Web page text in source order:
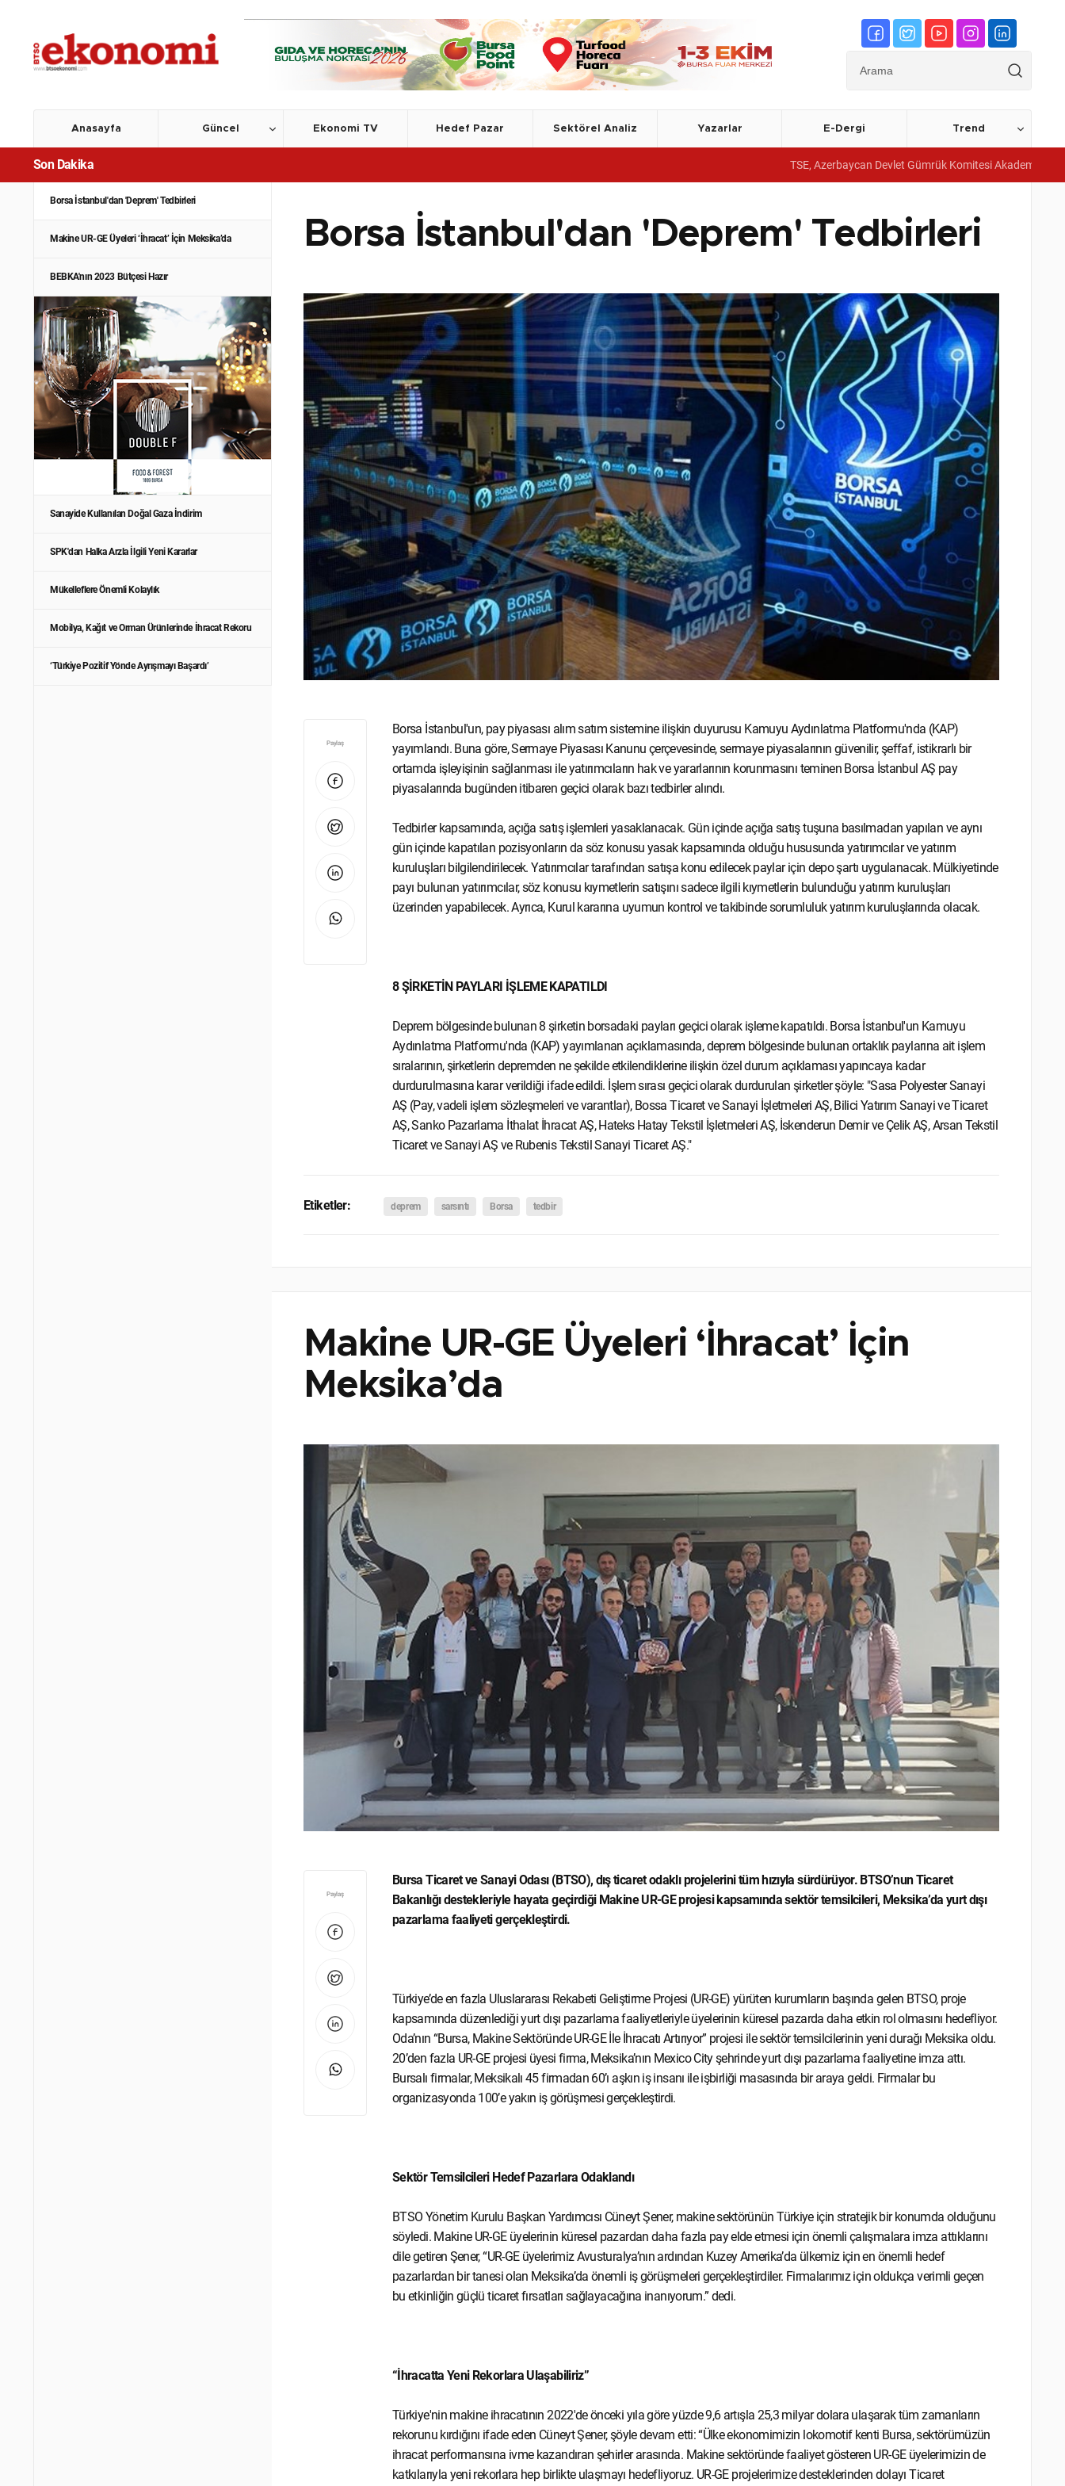
Anasayfa Güncel Ekonomi TV Hedef Pazar Sektörel Analiz Yazarlar E-Dergi Trend
Son Dakika TSE, Azerbaycan Devlet Gümrük Komitesi Akademisine yönetim
Bütçe Uygulama Sonuçları Açıklandı
Desteği
Deprem Bölgesinde 'Mücbir Sebep Hali' İlan Edildi
Borsa İstanbul'dan 'Deprem' Tedbirleri
Makine UR-GE Üyeleri ‘İhracat’ İçin Meksika’da
BEBKA'nın 2023 Bütçesi Hazır
Sanayide Kullanılan Doğal Gaza İndirim
SPK'dan Halka Arzla İlgili Yeni Kararlar
Mükelleflere Önemli Kolaylık
Mobilya, Kağıt ve Orman Ürünlerinde İhracat Rekoru
‘Türkiye Pozitif Yönde Ayrışmayı Başardı’
Borsa İstanbul'dan 'Deprem' Tedbirleri
Paylaş
Borsa İstanbul'un, pay piyasası alım satım sistemine ilişkin duyurusu Kamuyu Aydınlatma Platformu'nda (KAP)
yayımlandı. Buna göre, Sermaye Piyasası Kanunu çerçevesinde, sermaye piyasalarının güvenilir, şeffaf, istikrarlı bir
ortamda işleyişinin sağlanması ile yatırımcıların hak ve yararlarının korunmasını teminen Borsa İstanbul AŞ pay
piyasalarında bugünden itibaren geçici olarak bazı tedbirler alındı.
Tedbirler kapsamında, açığa satış işlemleri yasaklanacak. Gün içinde açığa satış tuşuna basılmadan yapılan ve aynı
gün içinde kapatılan pozisyonların da söz konusu yasak kapsamında olduğu hususunda yatırımcılar ve yatırım
kuruluşları bilgilendirilecek. Yatırımcılar tarafından satışa konu edilecek paylar için depo şartı uygulanacak. Mülkiyetinde
payı bulunan yatırımcılar, söz konusu kıymetlerin satışını sadece ilgili kıymetlerin bulunduğu yatırım kuruluşları
üzerinden yapabilecek. Ayrıca, Kurul kararına uyumun kontrol ve takibinde sorumluluk yatırım kuruluşlarında olacak.
8 ŞİRKETİN PAYLARI İŞLEME KAPATILDI
Deprem bölgesinde bulunan 8 şirketin borsadaki payları geçici olarak işleme kapatıldı. Borsa İstanbul'un Kamuyu
Aydınlatma Platformu'nda (KAP) yayımlanan açıklamasında, deprem bölgesinde bulunan ortaklık paylarına ait işlem
sıralarının, şirketlerin depremden ne şekilde etkilendiklerine ilişkin özel durum açıklaması yapıncaya kadar
durdurulmasına karar verildiği ifade edildi. İşlem sırası geçici olarak durdurulan şirketler şöyle: "Sasa Polyester Sanayi
AŞ (Pay, vadeli işlem sözleşmeleri ve varantlar), Bossa Ticaret ve Sanayi İşletmeleri AŞ, Bilici Yatırım Sanayi ve Ticaret
AŞ, Sanko Pazarlama İthalat İhracat AŞ, Hateks Hatay Tekstil İşletmeleri AŞ, İskenderun Demir ve Çelik AŞ, Arsan Tekstil
Ticaret ve Sanayi AŞ ve Rubenis Tekstil Sanayi Ticaret AŞ."
Etiketler: deprem sarsıntı Borsa tedbir
Makine UR-GE Üyeleri ‘İhracat’ İçin
Meksika’da
Paylaş
Bursa Ticaret ve Sanayi Odası (BTSO), dış ticaret odaklı projelerini tüm hızıyla sürdürüyor. BTSO’nun Ticaret
Bakanlığı destekleriyle hayata geçirdiği Makine UR-GE projesi kapsamında sektör temsilcileri, Meksika’da yurt dışı
pazarlama faaliyeti gerçekleştirdi.
Türkiye’de en fazla Uluslararası Rekabeti Geliştirme Projesi (UR-GE) yürüten kurumların başında gelen BTSO, proje
kapsamında düzenlediği yurt dışı pazarlama faaliyetleriyle üyelerinin küresel pazarda daha etkin rol olmasını hedefliyor.
Oda’nın “Bursa, Makine Sektöründe UR-GE İle İhracatı Artırıyor” projesi ile sektör temsilcilerinin yeni durağı Meksika oldu.
20’den fazla UR-GE projesi üyesi firma, Meksika’nın Mexico City şehrinde yurt dışı pazarlama faaliyetine imza attı.
Bursalı firmalar, Meksikalı 45 firmadan 60’ı aşkın iş insanı ile işbirliği masasında bir araya geldi. Firmalar bu
organizasyonda 100’e yakın iş görüşmesi gerçekleştirdi.
Sektör Temsilcileri Hedef Pazarlara Odaklandı
BTSO Yönetim Kurulu Başkan Yardımcısı Cüneyt Şener, makine sektörünün Türkiye için stratejik bir konumda olduğunu
söyledi. Makine UR-GE üyelerinin küresel pazardan daha fazla pay elde etmesi için önemli çalışmalara imza attıklarını
dile getiren Şener, “UR-GE üyelerimiz Avusturalya’nın ardından Kuzey Amerika’da ülkemiz için en önemli hedef
pazarlardan bir tanesi olan Meksika’da önemli iş görüşmeleri gerçekleştirdiler. Firmalarımız için oldukça verimli geçen
bu etkinliğin güçlü ticaret fırsatları sağlayacağına inanıyorum.” dedi.
“İhracatta Yeni Rekorlara Ulaşabiliriz”
Türkiye'nin makine ihracatının 2022'de önceki yıla göre yüzde 9,6 artışla 25,3 milyar dolara ulaşarak tüm zamanların
rekorunu kırdığını ifade eden Cüneyt Şener, şöyle devam etti: “Ülke ekonomimizin lokomotif kenti Bursa, sektörümüzün
ihracat performansına ivme kazandıran şehirler arasında. Makine sektöründe faaliyet gösteren UR-GE üyelerimizin de
katkılarıyla yeni rekorlara hep birlikte ulaşmayı hedefliyoruz. UR-GE projelerimize desteklerinden dolayı Ticaret